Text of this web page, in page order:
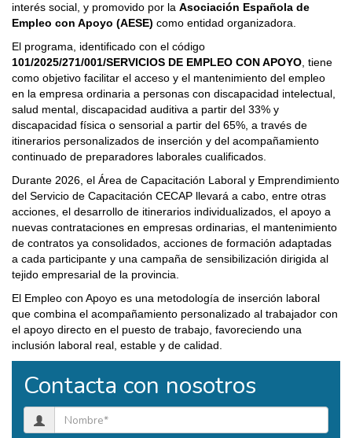
interés social, y promovido por la Asociación Española de
Empleo con Apoyo (AESE) como entidad organizadora.
El programa, identificado con el código
101/2025/271/001/SERVICIOS DE EMPLEO CON APOYO , tiene
como objetivo facilitar el acceso y el mantenimiento del empleo
en la empresa ordinaria a personas con discapacidad intelectual,
salud mental, discapacidad auditiva a partir del 33% y
discapacidad física o sensorial a partir del 65%, a través de
itinerarios personalizados de inserción y del acompañamiento
continuado de preparadores laborales cualificados.
Durante 2026, el Área de Capacitación Laboral y Emprendimiento
del Servicio de Capacitación CECAP llevará a cabo, entre otras
acciones, el desarrollo de itinerarios individualizados, el apoyo a
nuevas contrataciones en empresas ordinarias, el mantenimiento
de contratos ya consolidados, acciones de formación adaptadas
a cada participante y una campaña de sensibilización dirigida al
tejido empresarial de la provincia.
El Empleo con Apoyo es una metodología de inserción laboral
que combina el acompañamiento personalizado al trabajador con
el apoyo directo en el puesto de trabajo, favoreciendo una
inclusión laboral real, estable y de calidad.
Contacta con nosotros